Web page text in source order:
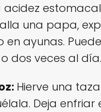
acidez
una papa,
en ayunas.
dos veces al día.
Hierve una
Deja enfriar